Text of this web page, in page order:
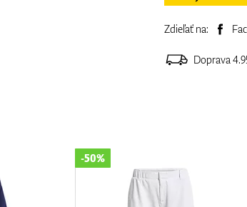
Zdieľať na:
Doprava
-35%